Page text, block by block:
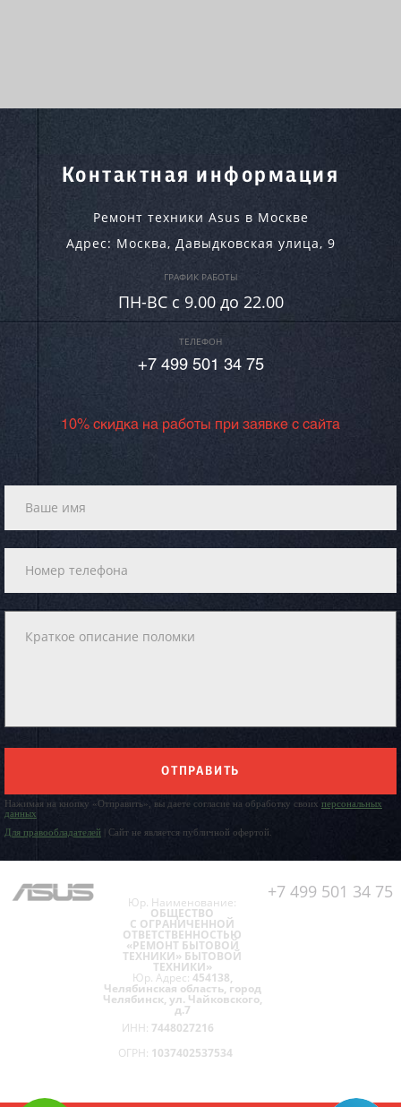
Контактная информация
Ремонт техники Asus в Москве
Адрес: Москва, Давыдковская улица, 9
ГРАФИК РАБОТЫ
ПН-ВC c 9.00 до 22.00
ТЕЛЕФОН
+7 499 501 34 75
10% скидка на работы при заявке с сайта
ОТПРАВИТЬ
Нажимая на кнопку «Отправить», вы даете согласие на обработку своих персональных
данных
Для правообладателей | Сайт не является публичной офертой.
+7 499 501 34 75
Юр. Наименование:
ОБЩЕСТВО
С ОГРАНИЧЕННОЙ
ОТВЕТСТВЕННОСТЬЮ
«РЕМОНТ БЫТОВОЙ
ТЕХНИКИ» БЫТОВОЙ
ТЕХНИКИ»
Юр. Адрес: 454138,
Челябинская область, город
Челябинск, ул. Чайковского,
д.7
ИНН: 7448027216
ОГРН: 1037402537534